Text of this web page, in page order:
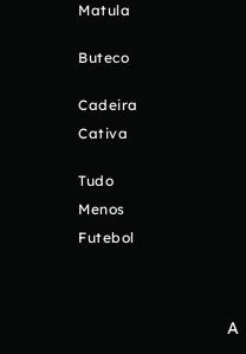
Matula
Buteco
Cadeira
Cativa
Tudo
Menos
Futebol
A